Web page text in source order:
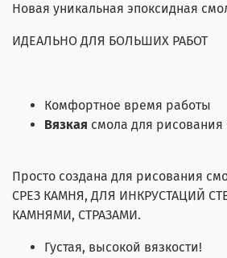
Новая уникальная эпоксидная
ИДЕАЛЬНО ДЛЯ БОЛЬШИХ РАБОТ
Комфортное время работы
Вязкая смола для рисования
Просто создана для рисования
СРЕЗ КАМНЯ, ДЛЯ ИНКРУСТАЦИЙ
КАМНЯМИ, СТРАЗАМИ.
Густая, высокой вязкости!